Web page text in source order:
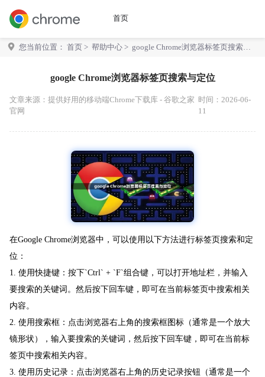
首页
您当前位置： 首页 > 帮助中心 > google Chrome浏览器标签页搜索与
google Chrome浏览器标签页搜索与定位
文章来源： 提供好用的移动端Chrome下载库 - 谷歌之家
官网
时间：2026-06-
11
在Google Chrome浏览器中，可以使用以下方法进行标签页搜索和定
位：
1. 使用快捷键：按下`Ctrl` + `F`组合键，可以打开地址栏，并输入
要搜索的关键词。然后按下回车键，即可在当前标签页中搜索相关
内容。
2. 使用搜索框：点击浏览器右上角的搜索框图标（通常是一个放大
镜形状），输入要搜索的关键词，然后按下回车键，即可在当前标
签页中搜索相关内容。
3. 使用历史记录：点击浏览器右上角的历史记录按钮（通常是一个